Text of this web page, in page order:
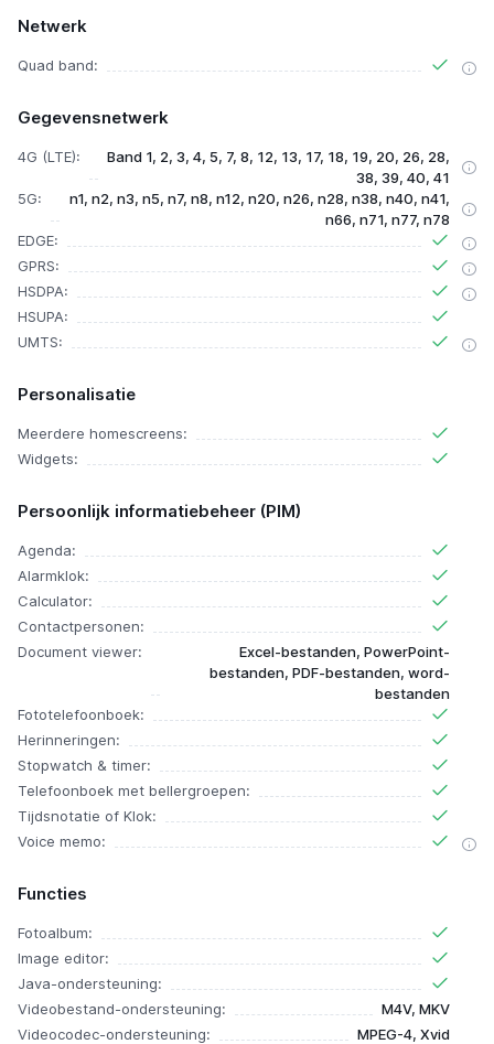
Netwerk
Quad band:
Gegevensnetwerk
4G (LTE):
Band 1, 2, 3, 4, 5, 7, 8, 12, 13, 17, 18, 19, 20, 26, 28,
38, 39, 40, 41
5G:
n1, n2, n3, n5, n7, n8, n12, n20, n26, n28, n38, n40, n41,
n66, n71, n77, n78
EDGE:
GPRS:
HSDPA:
HSUPA:
UMTS:
Personalisatie
Meerdere homescreens:
Widgets:
Persoonlijk informatiebeheer (PIM)
Agenda:
Alarmklok:
Calculator:
Contactpersonen:
Document viewer:
Excel-bestanden, PowerPoint-
bestanden, PDF-bestanden, word-
bestanden
Fototelefoonboek:
Herinneringen:
Stopwatch & timer:
Telefoonboek met bellergroepen:
Tijdsnotatie of Klok:
Voice memo:
Functies
Fotoalbum:
Image editor:
Java-ondersteuning:
Videobestand-ondersteuning:
M4V, MKV
Videocodec-ondersteuning:
MPEG-4, Xvid